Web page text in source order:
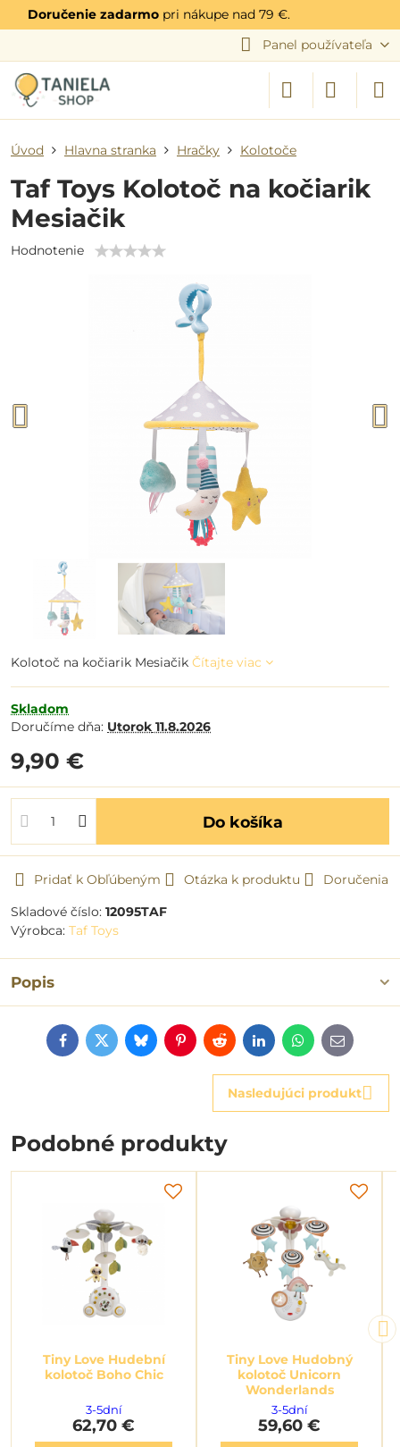
Doručenie zadarmo pri nákupe nad 79 €.
Panel používateľa
Úvod Hlavna stranka Hračky Kolotoče
Taf Toys Kolotoč na kočiarik
Mesiačik
Hodnotenie
Kolotoč na kočiarik Mesiačik Čítajte viac
Skladom
Doručíme dňa: Utorok 11.8.2026
9,90 €
Do košíka
Pridať k Obľúbeným Otázka k produktu
Doručenia
Skladové číslo: 12095TAF
Výrobca: Taf Toys
Popis
FacebookTwitterBlueskyPinterestRedditLinkedInWhatsApp
E-
mail
Nasledujúci produkt
Podobné produkty
Tiny Love Hudební
kolotoč Boho Chic
3-5dní
62,70 €
Tiny Love Hudobný
kolotoč Unicorn
Wonderlands
3-5dní
59,60 €